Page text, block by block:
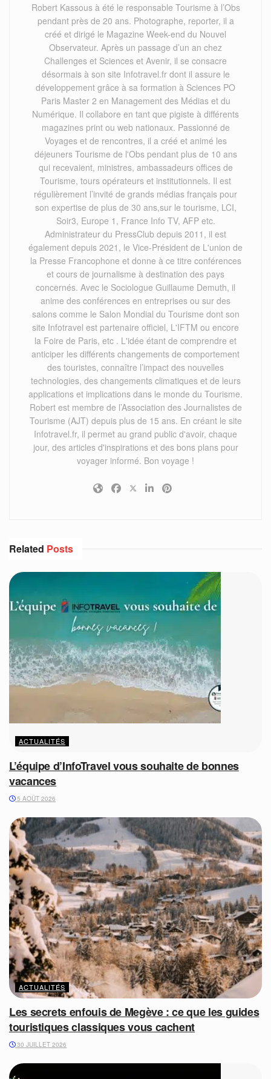
Robert Kassous à été le responsable Tourisme à l’Obs
pendant près de 20 ans. Photographe, reporter, il a
créé et dirigé le Magazine Week-end du Nouvel
Observateur. Après un passage d’un an chez
Challenges et Sciences et Avenir, il se consacre
désormais à son site Infotravel.fr dont il assure le
développement grâce à sa formation à Sciences PO
Paris Master 2 en Management des Médias et du
Numérique. Il collabore en tant que pigiste à différents
magazines print ou web nationaux. Passionné de
Voyages et de rencontres, il a créé et animé les
déjeuners Tourisme de l'Obs pendant plus de 10 ans
qui recevaient, ministres, ambassadeurs offices de
Tourisme, tours opérateurs et institutionnels. Il est
régulièrement l’invité de grands médias français pour
son expertise de plus de 30 ans,sur le tourisme, LCI,
Soir3, Europe 1, France Info TV, AFP etc.
Administrateur du PressClub depuis 2011, il est
également depuis 2021, le Vice-Président de L'union de
la Presse Francophone et donne à ce titre conférences
et cours de journalisme à destination des pays
concernés. Avec le Sociologue Guillaume Demuth, il
anime des conférences en entreprises ou sur des
salons comme le Salon Mondial du Tourisme dont son
site Infotravel est partenaire officiel, L'IFTM ou encore
la Foire de Paris, etc . L'idée étant de comprendre et
anticiper les différents changements de comportement
des touristes, connaître l’impact des nouvelles
technologies, des changements climatiques et de leurs
applications et implications dans le monde du Tourisme.
Robert est membre de l’Association des Journalistes de
Tourisme (AJT) depuis plus de 15 ans. En créant le site
Infotravel.fr, il permet au grand public d'avoir, chaque
jour, des articles d'inspirations et des bons plans pour
voyager informé. Bon voyage !
Related Posts
ACTUALITÉS
L’équipe d’InfoTravel vous souhaite de bonnes
vacances
5 AOÛT 2026
ACTUALITÉS
Les secrets enfouis de Megève : ce que les guides
touristiques classiques vous cachent
30 JUILLET 2026